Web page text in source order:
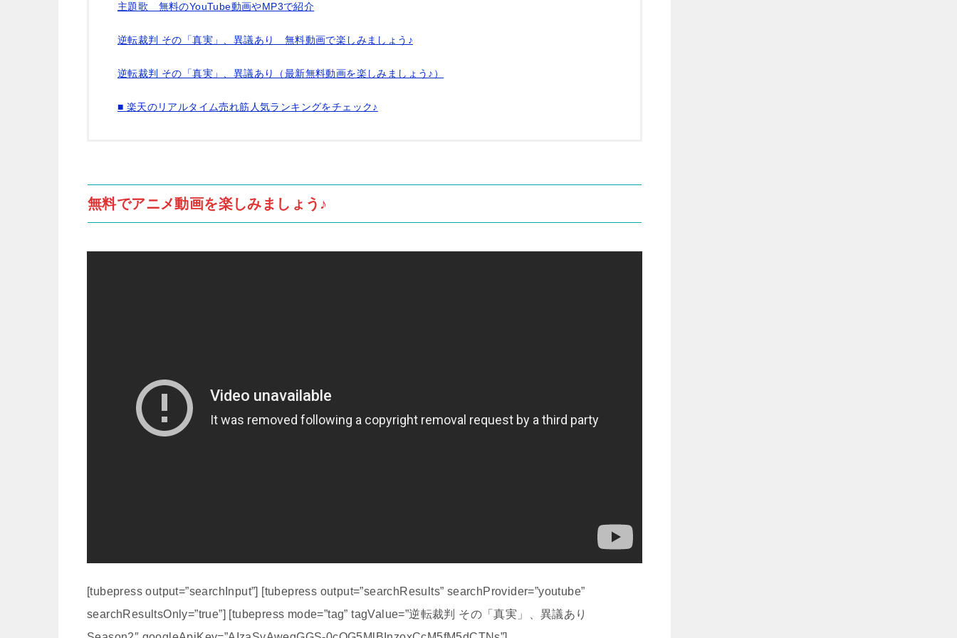
主題歌 無料のYouTube動画やMP3で紹介
逆転裁判 その「真実」、異議あり 無料動画で楽しみましょう♪
逆転裁判 その「真実」、異議あり（最新無料動画を楽しみましょう♪）
■ 楽天のリアルタイム売れ筋人気ランキングをチェック♪
無料でアニメ動画を楽しみましょう♪
[tubepress output=”searchInput”] [tubepress output=”searchResults” searchProvider=”youtube”
searchResultsOnly=”true”] [tubepress mode=”tag” tagValue=”逆転裁判 その「真実」、異議あり